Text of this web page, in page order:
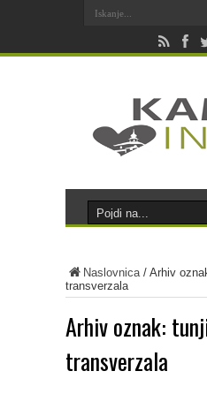
Naslovnica/ Arhiv
transverzala
Arhiv oznak:
transverzala